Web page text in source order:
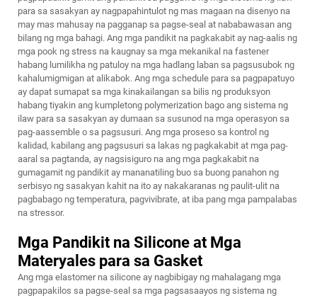
para sa sasakyan ay nagpapahintulot ng mas magaan na disenyo na
may mas mahusay na pagganap sa pagse-seal at nababawasan ang
bilang ng mga bahagi. Ang mga pandikit na pagkakabit ay nag-aalis ng
mga pook ng stress na kaugnay sa mga mekanikal na fastener
habang lumilikha ng patuloy na mga hadlang laban sa pagsusubok ng
kahalumigmigan at alikabok. Ang mga schedule para sa pagpapatuyo
ay dapat sumapat sa mga kinakailangan sa bilis ng produksyon
habang tiyakin ang kumpletong polymerization bago ang sistema ng
ilaw para sa sasakyan ay dumaan sa susunod na mga operasyon sa
pag-aassemble o sa pagsusuri. Ang mga proseso sa kontrol ng
kalidad, kabilang ang pagsusuri sa lakas ng pagkakabit at mga pag-
aaral sa pagtanda, ay nagsisiguro na ang mga pagkakabit na
gumagamit ng pandikit ay mananatiling buo sa buong panahon ng
serbisyo ng sasakyan kahit na ito ay nakakaranas ng paulit-ulit na
pagbabago ng temperatura, pagvivibrate, at iba pang mga pampalabas
na stressor.
Mga Pandikit na Silicone at Mga
Materyales para sa Gasket
Ang mga elastomer na silicone ay nagbibigay ng mahalagang mga
pagpapakilos sa pagse-seal sa mga pagsasaayos ng sistema ng